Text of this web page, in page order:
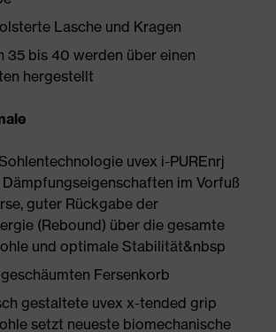
Lasche und Kragen
35 bis 40 werden über einen
hergestellt
uvex i-PUREnrj
im Vorfuß
guter Rückgabe der
(Rebound) über die gesamte
und optimale Stabilität&nbsp
Fersenkorb
gestaltete uvex x-tended grip
setzt neueste biomechanische